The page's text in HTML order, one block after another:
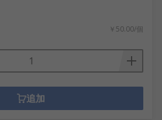
￥50.00/個
追加